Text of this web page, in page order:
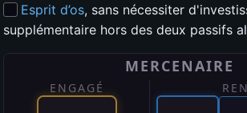
Esprit d’os, sans nécessiter
supplémentaire hors des deux passifs